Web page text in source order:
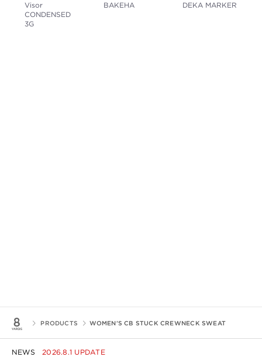
Visor
CONDENSED
3G
BAKEHA DEKA MARKER
PRODUCTS WOMEN’S CB STUCK CREWNECK SWEAT
NEWS 2026.8.1 UPDATE